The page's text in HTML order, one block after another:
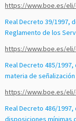
https://www.boe.es/
Real Decreto 39/1997,
Reglamento de los
https://www.boe.es/
Real Decreto 485/
materia de
https://www.boe.es/
Real Decreto 486/
disposiciones mínimas